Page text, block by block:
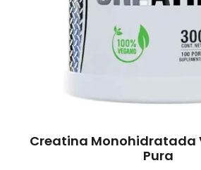
Creatina Monohidratada
Pura